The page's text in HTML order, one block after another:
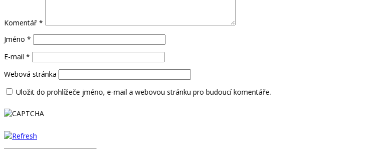
Komentář *
Jméno *
E-mail *
Webová stránka
Uložit do prohlížeče jméno, e-mail a webovou stránku pro budoucí komentáře.